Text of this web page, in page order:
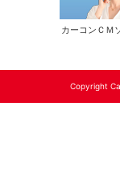
カーコンＣＭ
Copyright